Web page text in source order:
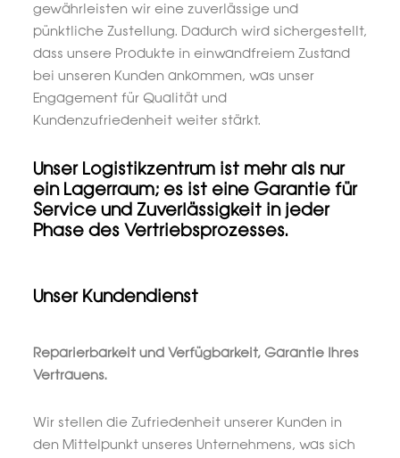
gewährleisten wir eine zuverlässige und
pünktliche Zustellung. Dadurch wird sichergestellt,
dass unsere Produkte in einwandfreiem Zustand
bei unseren Kunden ankommen, was unser
Engagement für Qualität und
Kundenzufriedenheit weiter stärkt.
Unser Logistikzentrum ist mehr als nur
ein Lagerraum; es ist eine Garantie für
Service und Zuverlässigkeit in jeder
Phase des Vertriebsprozesses.
Unser Kundendienst
Reparierbarkeit und Verfügbarkeit, Garantie Ihres
Vertrauens.
Wir stellen die Zufriedenheit unserer Kunden in
den Mittelpunkt unseres Unternehmens, was sich